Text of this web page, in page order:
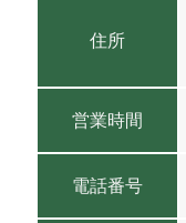
住所
営業時間
電話番号